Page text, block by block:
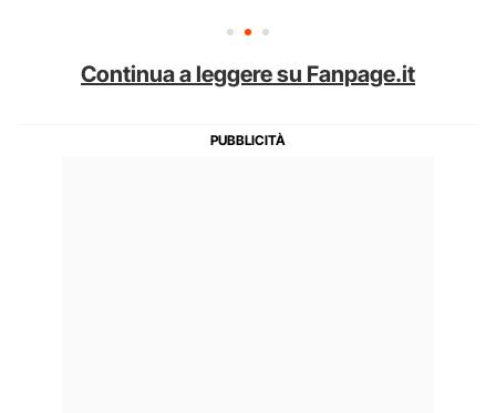
Continua a leggere su Fanpage.it